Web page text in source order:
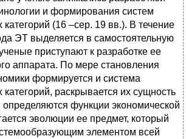
и формирования систем
категорий (16 –сер. 19 вв.). В течение
ЭТ выделяется в самостоятельную
приступают к разработке ее
аппарата. По мере становления
формируется и система
категорий, раскрывается их сущность
функции экономической
эволюции ее предмет, который
элементом всей